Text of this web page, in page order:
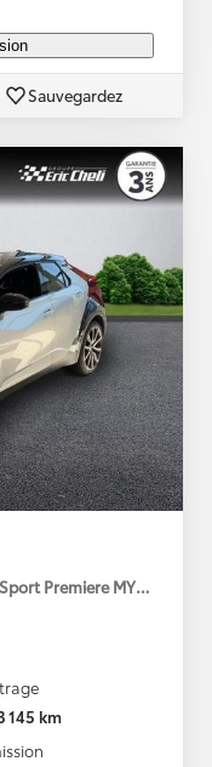
Sauvegardez
Premiere MY25
145 km